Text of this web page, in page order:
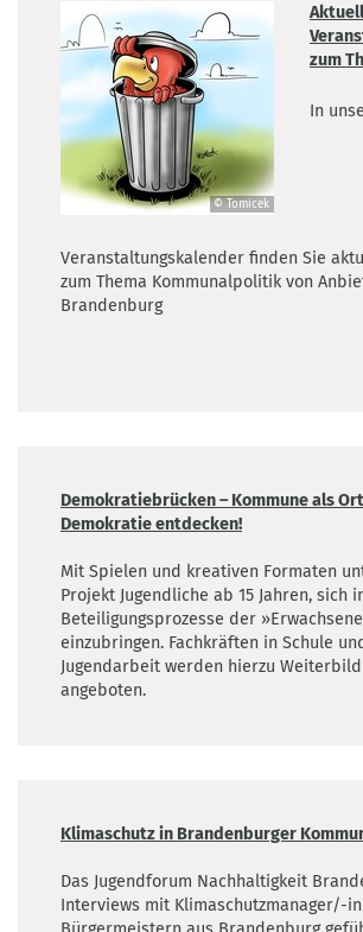
Tomicek
© Tomicek
zum
In
Veranstaltungskalender finden Sie
zum Thema Kommunalpolitik von
Brandenburg
Demokratiebrücken – Kommune als
Demokratie entdecken!
Mit Spielen und kreativen Formaten
Projekt Jugendliche ab 15 Jahren, sich
Beteiligungsprozesse der
einzubringen. Fachkräften in Schule
Jugendarbeit werden hierzu
angeboten.
Klimaschutz in Brandenburger
Das Jugendforum Nachhaltigkeit
Interviews mit Klimaschutzmanager/-